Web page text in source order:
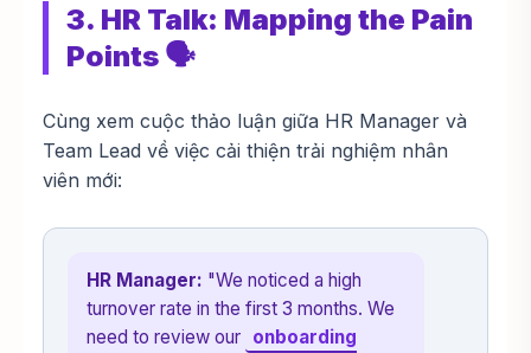
3. HR Talk: Mapping the Pain
Points 🗣️
Cùng xem cuộc thảo luận giữa HR Manager và
Team Lead về việc cải thiện trải nghiệm nhân
viên mới:
HR Manager: "We noticed a high
turnover rate in the first 3 months. We
need to review our onboarding